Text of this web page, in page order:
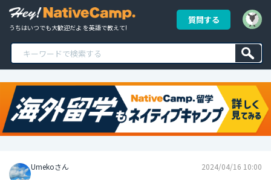
うちはいつでも大歓迎だよ を英語で教えて!
質問する
Umekoさん 2024/04/16 10:00